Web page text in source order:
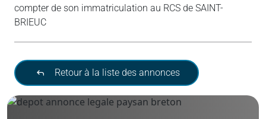
compter de son immatriculation au RCS de SAINT-
BRIEUC
Retour à la liste des annonces